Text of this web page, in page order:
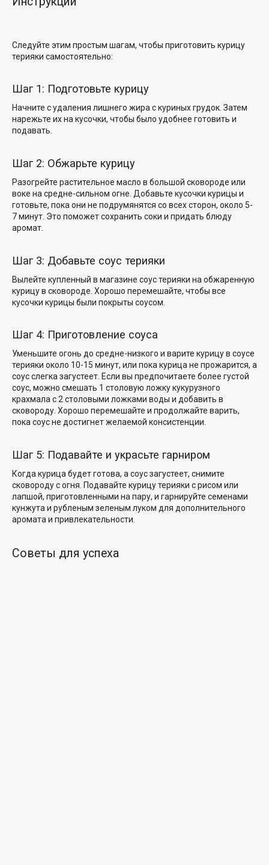
Следуйте этим простым шагам, чтобы приготовить курицу
терияки самостоятельно:
Шаг 1: Подготовьте курицу
Начните с удаления лишнего жира с куриных грудок. Затем
нарежьте их на кусочки, чтобы было удобнее готовить и
подавать.
Шаг 2: Обжарьте курицу
Разогрейте растительное масло в большой сковороде или
воке на средне-сильном огне. Добавьте кусочки курицы и
готовьте, пока они не подрумянятся со всех сторон, около 5-
7 минут. Это поможетсохранить соки и придать блюду
аромат.
Шаг 3: Добавьте соус терияки
Вылейте купленный в магазине соус терияки на обжаренную
курицу в сковороде. Хорошо перемешайте, чтобы все
кусочки курицы были покрыты соусом.
Шаг 4: Приготовление соуса
Уменьшите огонь до средне-низкого и варите курицу в соусе
терияки около 10-15 минут, или пока курица не прожарится, а
соус слегка загустеет. Если вы предпочитаете более густой
соус, можно смешать 1 столовую ложку кукурузного
крахмала с 2 столовыми ложками воды и добавить в
сковороду. Хорошо перемешайте и продолжайте варить,
пока соус не достигнет желаемой консистенции.
Шаг 5: Подавайте и украсьте гарниром
Когда курица будет готова, а соус загустеет, снимите
сковороду с огня. Подавайте курицу терияки с рисом или
лапшой, приготовленными на пару, и гарнируйте семенами
кунжута и рубленым зеленым луком для дополнительного
аромата и привлекательности.
Советы для успеха